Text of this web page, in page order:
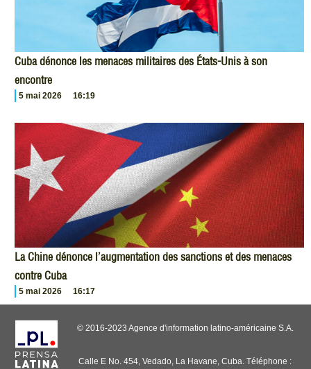
Cuba dénonce les menaces militaires des États-Unis à son
encontre
5 mai 2026 16:19
La Chine dénonce l’augmentation des sanctions et des menaces
contre Cuba
5 mai 2026 16:17
© 2016-2023 Agence d'information latino-américaine S.A.
Calle E No. 454, Vedado, La Havane, Cuba. Téléphone :